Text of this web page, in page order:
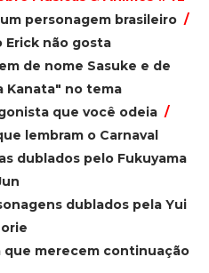
personagem brasileiro /
Erick não gosta
de nome Sasuke e de
Kanata" no tema
que você odeia/
lembram o Carnaval
dublados pelo Fukuyama
dublados pela Yui
que merecem continuação